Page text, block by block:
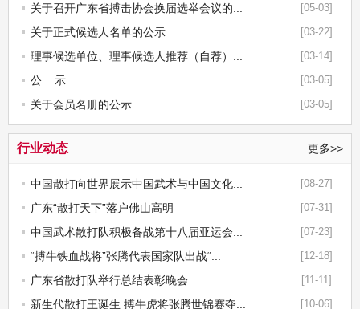
[05-03]
关于召开广东省搏击协会换届选举会议的...
[03-22]
关于正式候选人名单的公示
[03-14]
理事候选单位、理事候选人推荐（自荐）...
[03-05]
公 示
[03-05]
关于会员名册的公示
更多>>
行业动态
[08-27]
中国散打向世界展示中国武术与中国文化...
[07-31]
广东“散打天下”落户佛山高明
[07-23]
中国武术散打队积极备战第十八届亚运会...
[12-18]
“搏牛铁血战将”张腾代表国家队出战“...
[11-11]
广东省散打队举行总结表彰晚会
[10-06]
新生代散打王诞生 搏牛虎将张腾世锦赛夺...